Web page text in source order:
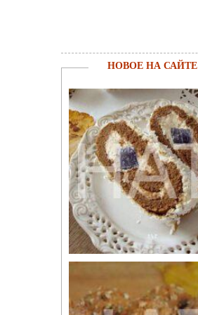
НОВОЕ НА САЙТЕ